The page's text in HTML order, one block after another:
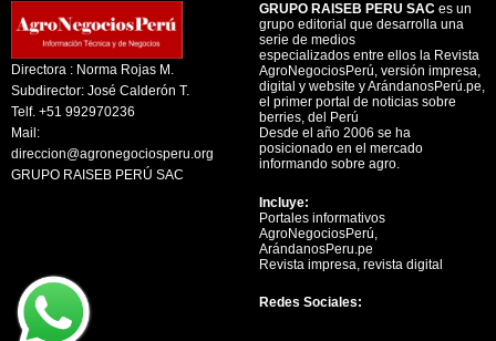
Directora : Norma Rojas M.
Subdirector: José Calderón T.
Telf. +51 992970236
Mail:
direccion@agronegociosperu.org
GRUPO RAISEB PERÚ SAC
GRUPO RAISEB PERU SAC es un
grupo editorial que desarrolla una
serie de medios
especializados entre ellos la Revista
AgroNegociosPerú, versión impresa,
digital y website y ArándanosPerú.pe,
el primer portal de noticias sobre
berries, del Perú
Desde el año 2006 se ha
posicionado en el mercado
informando sobre agro.
Incluye:
Portales informativos
AgroNegociosPerú,
ArándanosPeru.pe
Revista impresa, revista digital
Redes Sociales: